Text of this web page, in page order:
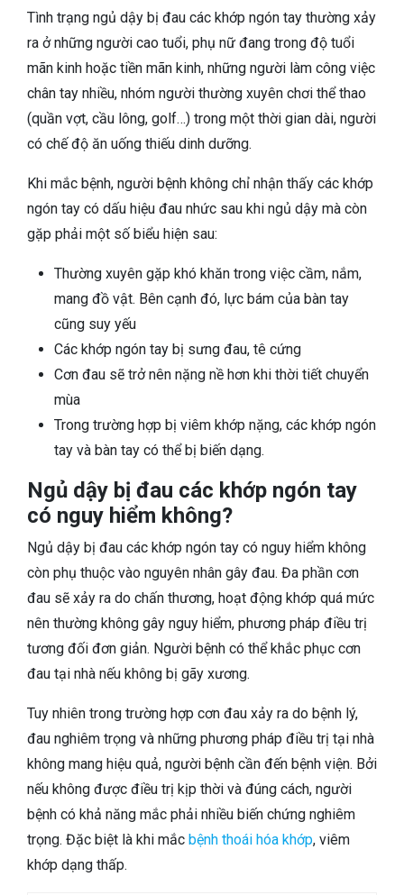
Tình trạng ngủ dậy bị đau các khớp ngón tay thường xảy
ra ở những người cao tuổi, phụ nữ đang trong độ tuổi
mãn kinh hoặc tiền mãn kinh, những người làm công việc
chân tay nhiều, nhóm người thường xuyên chơi thể thao
(quần vợt, cầu lông, golf…) trong một thời gian dài, người
có chế độ ăn uống thiếu dinh dưỡng.
Khi mắc bệnh, người bệnh không chỉ nhận thấy các khớp
ngón tay có dấu hiệu đau nhức sau khi ngủ dậy mà còn
gặp phải một số biểu hiện sau:
Thường xuyên gặp khó khăn trong việc cầm, nắm,
mang đồ vật. Bên cạnh đó, lực bám của bàn tay
cũng suy yếu
Các khớp ngón tay bị sưng đau, tê cứng
Cơn đau sẽ trở nên nặng nề hơn khi thời tiết chuyển
mùa
Trong trường hợp bị viêm khớp nặng, các khớp ngón
tay và bàn tay có thể bị biến dạng.
Ngủ dậy bị đau các khớp ngón tay
có nguy hiểm không?
Ngủ dậy bị đau các khớp ngón tay có nguy hiểm không
còn phụ thuộc vào nguyên nhân gây đau. Đa phần cơn
đau sẽ xảy ra do chấn thương, hoạt động khớp quá mức
nên thường không gây nguy hiểm, phương pháp điều trị
tương đối đơn giản. Người bệnh có thể khắc phục cơn
đau tại nhà nếu không bị gãy xương.
Tuy nhiên trong trường hợp cơn đau xảy ra do bệnh lý,
đau nghiêm trọng và những phương pháp điều trị tại nhà
không mang hiệu quả, người bệnh cần đến bệnh viện. Bởi
nếu không được điều trị kịp thời và đúng cách, người
bệnh có khả năng mắc phải nhiều biến chứng nghiêm
trọng. Đặc biệt là khi mắc bệnh thoái hóa khớp, viêm
khớp dạng thấp.